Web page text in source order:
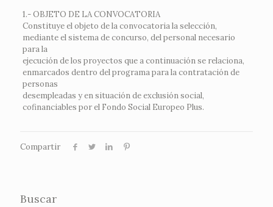
1.- OBJETO DE LA CONVOCATORIA
Constituye el objeto de la convocatoria la selección,
mediante el sistema de concurso, del personal necesario
para la
ejecución de los proyectos que a continuación se relaciona,
enmarcados dentro del programa para la contratación de
personas
desempleadas y en situación de exclusión social,
cofinanciables por el Fondo Social Europeo Plus.
Compartir
Buscar